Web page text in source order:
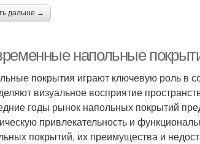
дальше →
напольные
покрытия играют ключевую роль в
визуальное восприятие
годы рынок напольных покрытий
привлекательность и
покрытий, их преимущества и